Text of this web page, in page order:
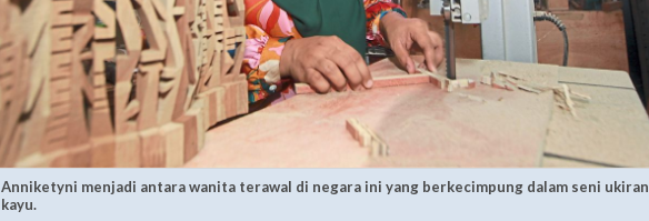
Anniketyni menjadi antara wanita terawal di negara ini yang berkecimpung dalam seni ukiran
kayu.